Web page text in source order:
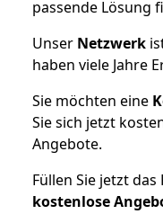
passende Lösung
Unser Netzwerk
haben viele Jahre
Sie möchten eine
Sie sich jetzt
Angebote.
Füllen Sie jetzt
kostenlose